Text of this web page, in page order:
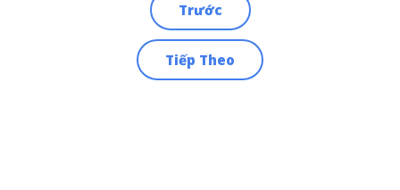
Trước
Tiếp Theo